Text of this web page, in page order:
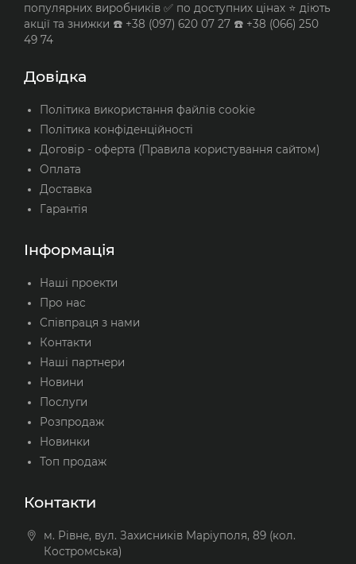
популярних виробників ✅ по доступних цінах ⭐ діють
акції та знижки ☎️ +38 (097) 620 07 27 ☎️ +38 (066) 250
49 74
Довідка
Політика використання файлів cookie
Політика конфіденційності
Договір - оферта (Правила користування сайтом)
Оплата
Доставка
Гарантія
Інформація
Наші проекти
Про нас
Співпраця з нами
Контакти
Наші партнери
Новини
Послуги
Розпродаж
Новинки
Топ продаж
Контакти
м. Рівне, вул. Захисників Маріуполя, 89 (кол.
Костромська)